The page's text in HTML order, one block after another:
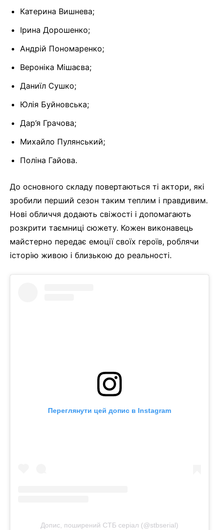
Катерина Вишнева;
Ірина Дорошенко;
Андрій Пономаренко;
Вероніка Мішаєва;
Даниїл Сушко;
Юлія Буйновська;
Дар’я Грачова;
Михайло Пулянський;
Поліна Гайова.
До основного складу повертаються ті актори, які
зробили перший сезон таким теплим і правдивим.
Нові обличчя додають свіжості і допомагають
розкрити таємниці сюжету. Кожен виконавець
майстерно передає емоції своїх героїв, роблячи
історію живою і близькою до реальності.
Переглянути цей допис в Instagram
Допис, поширений СТБ серіал (@stbserial)